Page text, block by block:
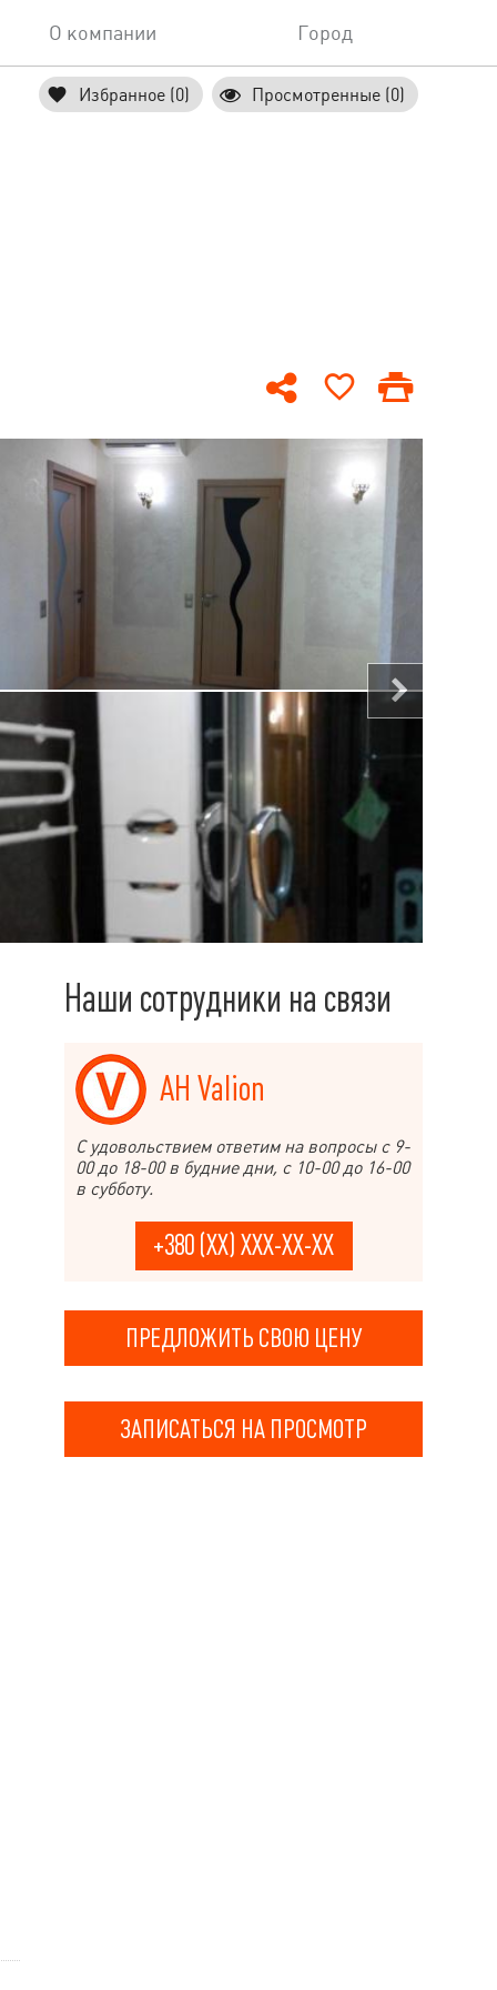
О компании Город
Избранное (0) Просмотренные (0)
Наши сотрудники на связи
АН Valion
С удовольствием ответим на вопросы с 9-
00 до 18-00 в будние дни, с 10-00 до 16-00
в субботу.
+380 (XX) XXX-XX-XX
ПРЕДЛОЖИТЬ СВОЮ ЦЕНУ
ЗАПИСАТЬСЯ НА ПРОСМОТР